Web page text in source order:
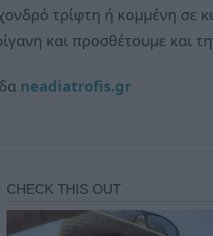
τρίφτη ή κομμένη σε
και προσθέτουμε και
neadiatrofis.gr